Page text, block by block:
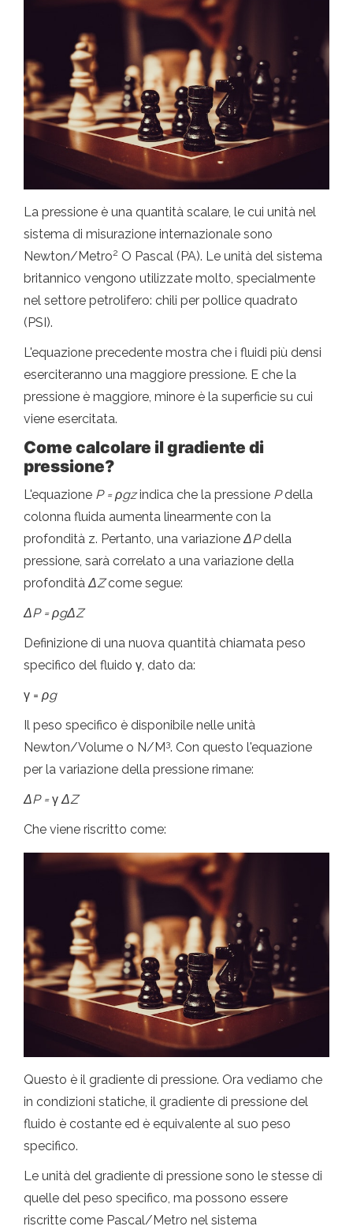
La pressione è una quantità scalare, le cui unità nel
sistema di misurazione internazionale sono
Newton/Metro2 O Pascal (PA). Le unità del sistema
britannico vengono utilizzate molto, specialmente
nel settore petrolifero: chili per pollice quadrato
(PSI).
L'equazione precedente mostra che i fluidi più densi
eserciteranno una maggiore pressione. E che la
pressione è maggiore, minore è la superficie su cui
viene esercitata.
Come calcolare il gradiente di
pressione?
L'equazione P = ρgzindica che la pressione Pdella
colonna fluida aumenta linearmente con la
profondità z. Pertanto, una variazioneΔPdella
pressione, sarà correlato a una variazione della
profonditàΔZcome segue:
ΔP = ρgΔZ
Definizione di una nuova quantità chiamata peso
specifico del fluido γ, dato da:
γ = ρg
Il peso specifico è disponibile nelle unità
Newton/Volume o N/M 3. Con questo l'equazione
per la variazione della pressione rimane:
ΔP =γΔZ
Che viene riscritto come:
Questo è il gradiente di pressione. Ora vediamo che
in condizioni statiche, il gradiente di pressione del
fluido è costante ed è equivalente al suo peso
specifico.
Le unità del gradiente di pressione sono le stesse di
quelle del peso specifico, ma possono essere
riscritte come Pascal/Metro nel sistema